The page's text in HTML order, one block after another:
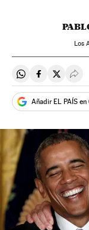
Los
Compartir en
Compartir
Añadir EL PAÍS